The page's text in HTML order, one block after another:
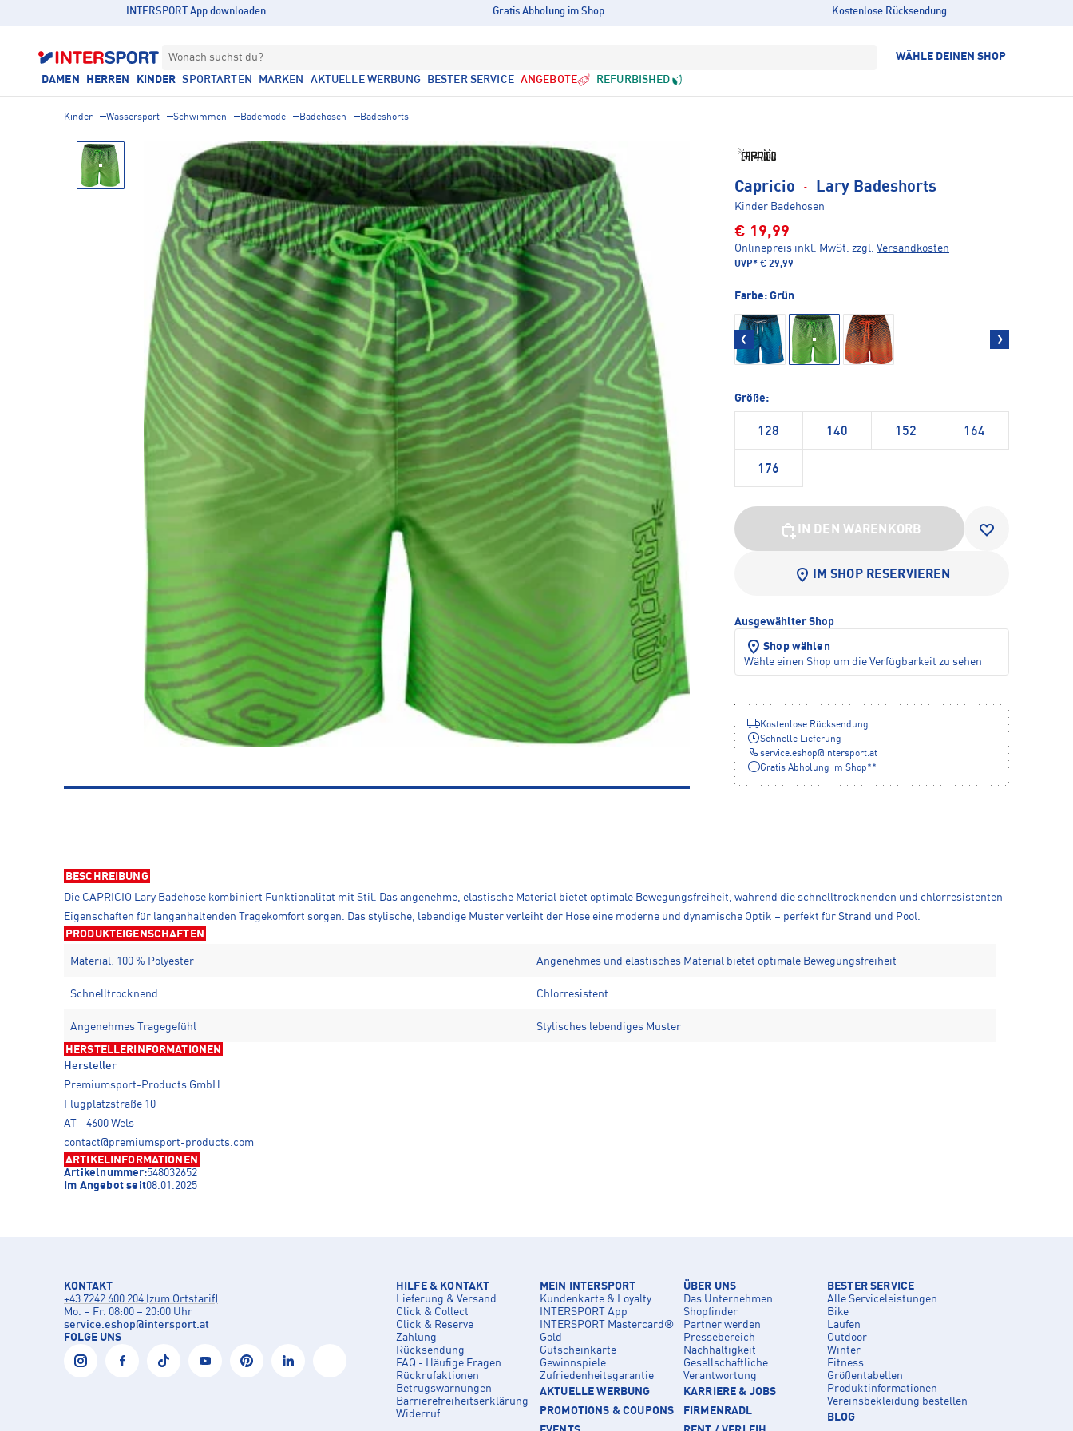
INTERSPORT App downloaden Gratis Abholung im Shop Kostenlose Rücksendung
Wonach suchst du? WÄHLE DEINEN SHOP
DAMEN HERREN KINDER SPORTARTEN MARKEN AKTUELLE WERBUNG BESTER SERVICE ANGEBOTE REFURBISHED
Kinder Wassersport Schwimmen Bademode Badehosen Badeshorts
Capricio · Lary Badeshorts
Kinder Badehosen
€ 19,99
Onlinepreis inkl. MwSt. zzgl. Versandkosten
UVP* € 29,99
Farbe: Grün
Größe:
128 140 152 164
176
IN DEN WARENKORB
IM SHOP RESERVIEREN
Ausgewählter Shop
Shop wählen
Wähle einen Shop um die Verfügbarkeit zu sehen
Kostenlose Rücksendung
Schnelle Lieferung
service.eshop@intersport.at
Gratis Abholung im Shop**
BESCHREIBUNG
Die CAPRICIO Lary Badehose kombiniert Funktionalität mit Stil. Das angenehme, elastische Material bietet optimale Bewegungsfreiheit, während die schnelltrocknenden und chlorresistenten
Eigenschaften für langanhaltenden Tragekomfort sorgen. Das stylische, lebendige Muster verleiht der Hose eine moderne und dynamische Optik – perfekt für Strand und Pool.
PRODUKTEIGENSCHAFTEN
Material: 100 % Polyester Angenehmes und elastisches Material bietet optimale Bewegungsfreiheit
Schnelltrocknend Chlorresistent
Angenehmes Tragegefühl Stylisches lebendiges Muster
HERSTELLERINFORMATIONEN
Hersteller
Premiumsport-Products GmbH
Flugplatzstraße 10
AT - 4600 Wels
contact@premiumsport-products.com
ARTIKELINFORMATIONEN
Artikelnummer:548032652
Im Angebot seit08.01.2025
KONTAKT
+43 7242 600 204 (zum Ortstarif)
Mo. – Fr. 08:00 – 20:00 Uhr
service.eshop@intersport.at
FOLGE UNS
HILFE & KONTAKT
Lieferung & Versand
Click & Collect
Click & Reserve
Zahlung
Rücksendung
FAQ - Häufige Fragen
Rückrufaktionen
Betrugswarnungen
Barrierefreiheitserklärung
Widerruf
MEIN INTERSPORT
Kundenkarte & Loyalty
INTERSPORT App
INTERSPORT Mastercard®
Gold
Gutscheinkarte
Gewinnspiele
Zufriedenheitsgarantie
AKTUELLE WERBUNG
PROMOTIONS & COUPONS
ÜBER UNS
Das Unternehmen
Shopfinder
Partner werden
Pressebereich
Nachhaltigkeit
Gesellschaftliche
Verantwortung
KARRIERE & JOBS
FIRMENRADL
BESTER SERVICE
Alle Serviceleistungen
Bike
Laufen
Outdoor
Winter
Fitness
Größentabellen
Produktinformationen
Vereinsbekleidung bestellen
BLOG